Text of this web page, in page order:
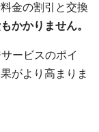
金の割引と交換
かかりません。
ービスのポイ
がより高まりま